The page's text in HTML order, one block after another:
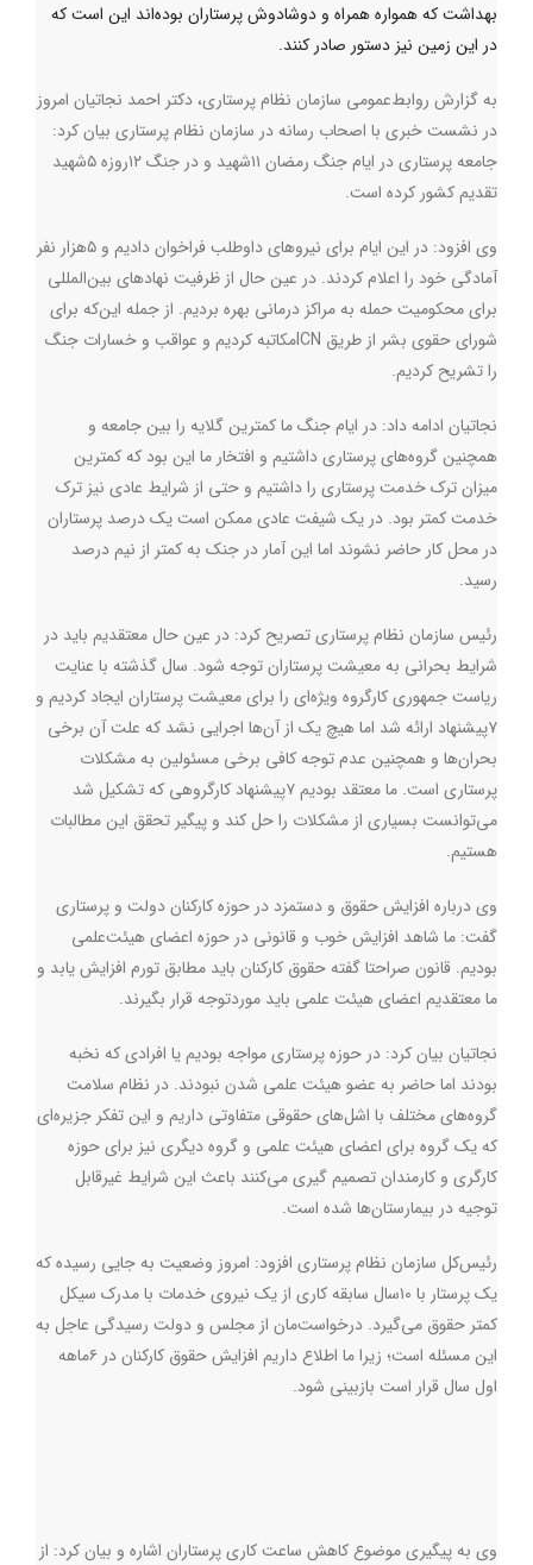
بهداشت که همواره همراه و دوشادوش پرستاران بوده‌اند این است که
در این زمین نیز دستور صادر کنند.
به گزارش روابط‌عمومی سازمان نظام پرستاری، دکتر احمد نجاتیان امروز
در نشست خبری با اصحاب رسانه در سازمان نظام پرستاری بیان کرد:
جامعه پرستاری در ایام جنگ رمضان ۱۱شهید و در جنگ ۱۲روزه ۵شهید
تقدیم کشور کرده است.
وی افزود: در این ایام برای نیروهای داوطلب فراخوان دادیم و ۵هزار نفر
آمادگی خود را اعلام کردند. در عین حال از ظرفیت نهادهای بین‌المللی
برای محکومیت حمله به مراکز درمانی بهره بردیم. از جمله این‌که ‌برای
شورای حقوی بشر از طریق ICNمکاتبه کردیم و عواقب و خسارات جنگ
را تشریح کردیم.
نجاتیان ادامه داد: در ایام جنگ ما کمترین گلایه را بین جامعه و
همچنین گروه‌های پرستاری داشتیم و افتخار ما این بود که کمترین
میزان ترک خدمت پرستاری را داشتیم و حتی از شرایط عادی نیز ترک
خدمت کمتر بود. در یک شیفت عادی ممکن است یک درصد پرستاران
در محل کار حاضر نشوند اما این آمار در جنک به کمتر از نیم درصد
رسید.
رئیس سازمان نظام پرستاری تصریح کرد: در عین حال معتقدیم باید در
شرایط بحرانی به معیشت پرستاران توجه شود. سال گذشته با عنایت
ریاست جمهوری کارگروه ویژه‌ای را برای معیشت پرستاران ایجاد کردیم و
۷پیشنهاد ارائه شد اما هیچ یک از آن‌ها اجرایی نشد که علت آن برخی
بحران‌ها و همچنين عدم توجه کافی برخی مسئولین به مشکلات
پرستاری است. ما معتقد بودیم ۷پیشنهاد کارگروهی که تشکیل شد
می‌توانست بسیاری از مشکلات را حل کند و پیگیر تحقق این مطالبات
هستیم.
وی درباره افزایش حقوق و دستمزد در حوزه کارکنان دولت و پرستاری
گفت: ما شاهد افزایش خوب و قانونی در حوزه اعضای هیئت‌علمی
بودیم. قانون صراحتا گفته حقوق کارکنان باید مطابق تورم افزایش یابد و
ما معتقدیم اعضای هیئت علمی باید موردتوجه قرار بگیرند.
نجاتیان بیان کرد: در حوزه پرستاری مواجه بودیم یا افرادی که نخبه
بودند اما حاضر به عضو هیئت علمی شدن نبودند. در نظام سلامت
گروه‌های مختلف با اشل‌های حقوقی متفاوتی داریم و این تفکر جزیره‌ای
که یک گروه برای اعضای هیئت علمی و گروه دیگری نیز برای حوزه
کارگری و کارمندان تصمیم گیری می‌کنند باعث این شرایط غیرقابل
توجیه در بیمارستان‌ها شده است‌.
رئیس‌کل سازمان نظام پرستاری افزود: امروز وضعیت به جایی رسیده که
یک پرستار با ۱۰سال سابقه کاری از یک نیروی خدمات با مدرک سیکل
کمتر حقوق می‌گیرد.‌ درخواست‌مان از مجلس و دولت رسیدگی عاجل به
این مسئله است؛ زیرا ما اطلاع داریم افزایش حقوق کارکنان در ۶ماهه
اول سال قرار است بازبینی شود.
وی به پیگیری موضوع کاهش ساعت کاری پرستاران اشاره و بیان کرد: از